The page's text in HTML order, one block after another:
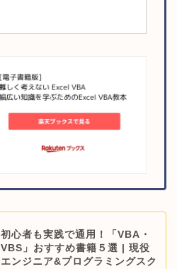
初心者も実践で通用！「VBA・
VBS」おすすめ書籍５選 | 現役
エンジニア&プログラミングスク